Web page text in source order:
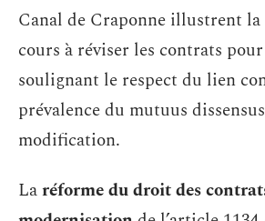
Canal de Craponne illustrent la
cours à réviser les contrats
soulignant le respect du lien
prévalence du mutuus
modification.
Laréforme du droit des